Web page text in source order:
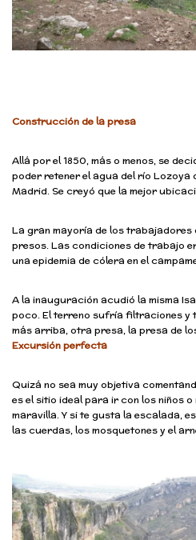
Construcción de la presa
Allá por el 1850, más o menos, se
poder retener el agua del río Lozoya
Madrid. Se creyó que la mejor
La gran mayoría de los trabajadores
presos. Las condiciones de trabajo
una epidemia de cólera en el
A la inauguración acudió la misma
poco. El terreno sufría filtraciones y
más arriba, otra presa, la presa de
Excursión perfecta
Quizá no sea muy objetiva
es el sitio ideal para ir con los niños o
maravilla. Y si te gusta la escalada,
las cuerdas, los mosquetones y el